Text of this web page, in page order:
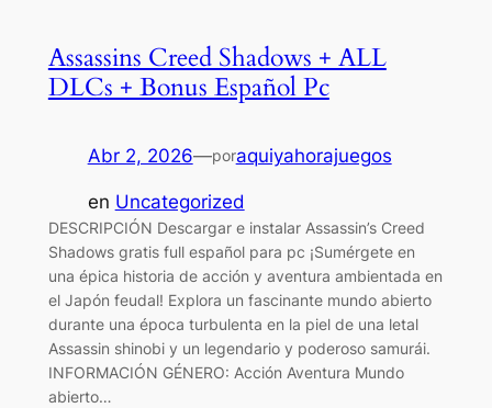
Assassins Creed Shadows + ALL
DLCs + Bonus Español Pc
Abr 2, 2026—poraquiyahorajuegos
en Uncategorized
DESCRIPCIÓN Descargar e instalar Assassin’s Creed
Shadows gratis full español para pc ¡Sumérgete en
una épica historia de acción y aventura ambientada en
el Japón feudal! Explora un fascinante mundo abierto
durante una época turbulenta en la piel de una letal
Assassin shinobi y un legendario y poderoso samurái.
INFORMACIÓN GÉNERO: Acción Aventura Mundo
abierto…